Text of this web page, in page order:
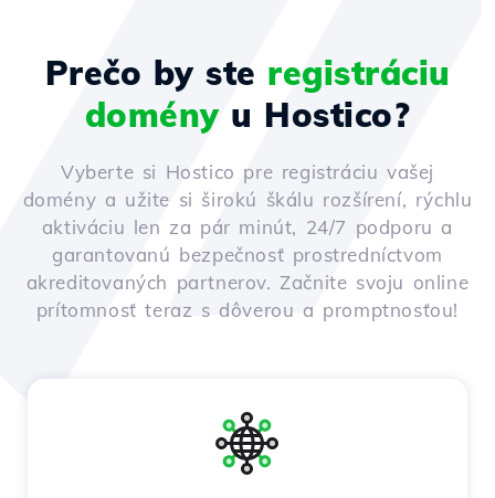
Prečo by ste registráciu
doményu Hostico?
Vyberte si Hostico pre registráciu vašej
domény a užite si širokú škálu rozšírení, rýchlu
aktiváciu len za pár minút, 24/7 podporu a
garantovanú bezpečnosť prostredníctvom
akreditovaných partnerov. Začnite svoju online
prítomnosť teraz s dôverou a promptnosťou!